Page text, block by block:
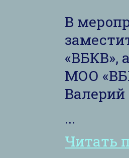
В
«ВБКВ»,
МОО
...
Читать